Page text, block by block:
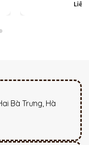
Liên
Bà Trưng, Hà